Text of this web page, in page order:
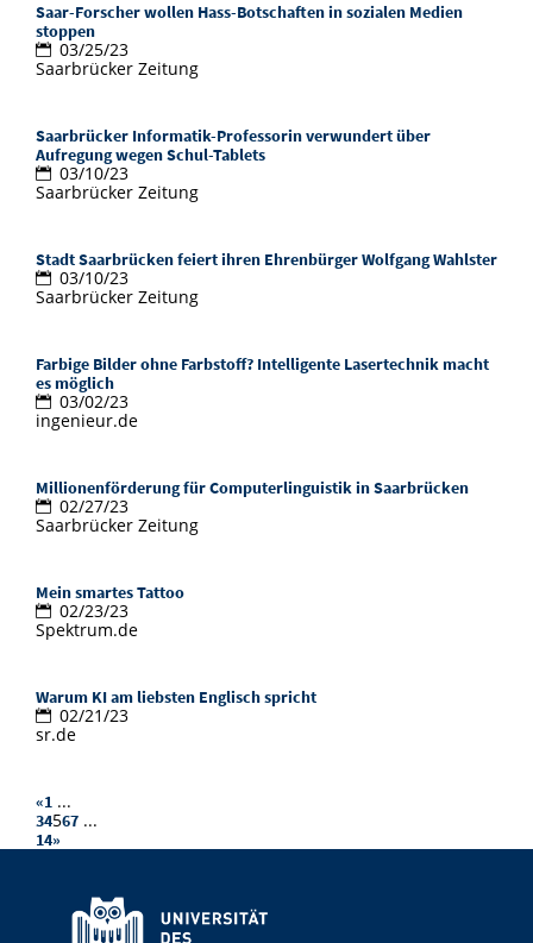
Saar-Forscher wollen Hass-Botschaften in sozialen Medien
stoppen
03/25/23
Saarbrücker Zeitung
Saarbrücker Informatik-Professorin verwundert über
Aufregung wegen Schul-Tablets
03/10/23
Saarbrücker Zeitung
Stadt Saarbrücken feiert ihren Ehrenbürger Wolfgang Wahlster
03/10/23
Saarbrücker Zeitung
Farbige Bilder ohne Farbstoff? Intelligente Lasertechnik macht
es möglich
03/02/23
ingenieur.de
Millionenförderung für Computerlinguistik in Saarbrücken
02/27/23
Saarbrücker Zeitung
Mein smartes Tattoo
02/23/23
Spektrum.de
Warum KI am liebsten Englisch spricht
02/21/23
sr.de
«1 ...
34567 ...
14»